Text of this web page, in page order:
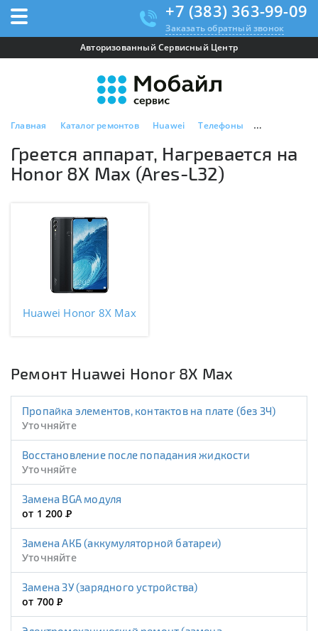
+7 (383) 363-99-09
Заказать обратный звонок
Авторизованный Сервисный Центр
Главная Каталог ремонтов Huawei Телефоны Huawei
Греется аппарат, Нагревается на
Honor 8X Max (Ares-L32)
Huawei Honor 8X Max
Ремонт Huawei Honor 8X Max
Пропайка элементов, контактов на плате (без ЗЧ)
Уточняйте
Восстановление после попадания жидкости
Уточняйте
Замена BGA модуля
от 1 200Р
Замена АКБ (аккумуляторной батареи)
Уточняйте
Замена ЗУ (зарядного устройства)
от 700Р